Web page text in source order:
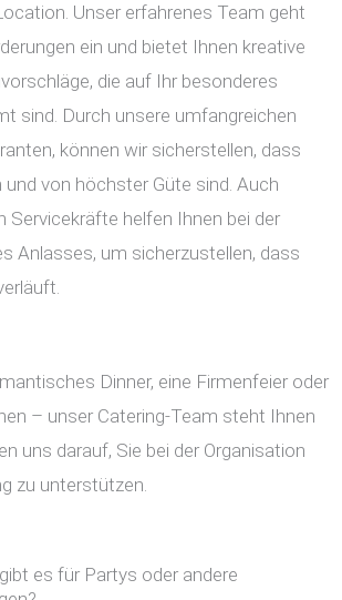
Unser erfahrenes Team geht
ein und bietet Ihnen kreative
die auf Ihr besonderes
sind. Durch unsere umfangreichen
können wir sicherstellen, dass
von höchster Güte sind. Auch
Servicekräfte helfen Ihnen bei der
Anlasses, um sicherzustellen, dass
Dinner, eine Firmenfeier oder
– unser Catering-Team steht Ihnen
uns darauf, Sie bei der Organisation
zu unterstützen.
es für Partys oder andere